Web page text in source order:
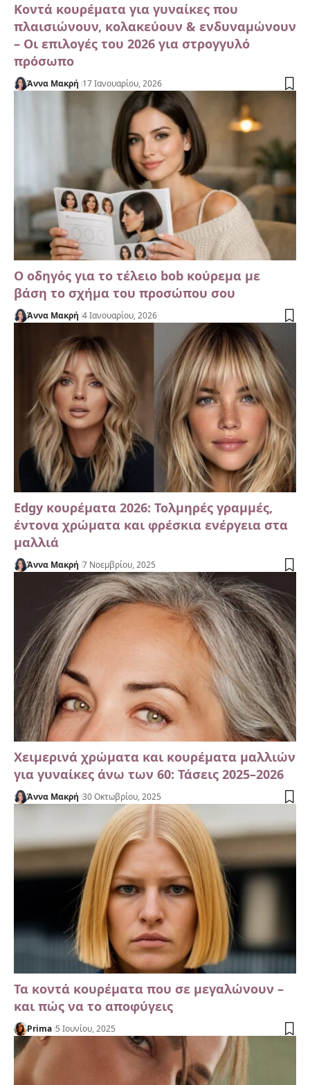
Κοντά κουρέματα για γυναίκες που
πλαισιώνουν, κολακεύουν & ενδυναμώνουν
– Οι επιλογές του 2026 για στρογγυλό
πρόσωπο
Άννα Μακρή 17 Ιανουαρίου, 2026
Ο οδηγός για το τέλειο bob κούρεμα με
βάση το σχήμα του προσώπου σου
Άννα Μακρή 4 Ιανουαρίου, 2026
Edgy κουρέματα 2026: Τολμηρές γραμμές,
έντονα χρώματα και φρέσκια ενέργεια στα
μαλλιά
Άννα Μακρή 7 Νοεμβρίου, 2025
Χειμερινά χρώματα και κουρέματα μαλλιών
για γυναίκες άνω των 60: Τάσεις 2025–2026
Άννα Μακρή 30 Οκτωβρίου, 2025
Τα κοντά κουρέματα που σε μεγαλώνουν –
και πώς να το αποφύγεις
Prima 5 Ιουνίου, 2025